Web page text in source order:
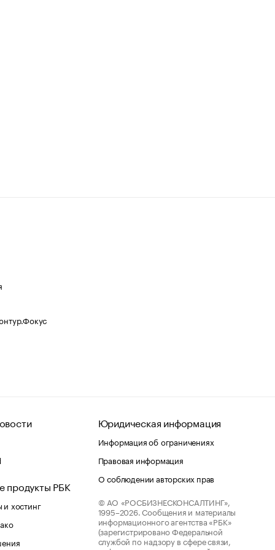
продукты РБК
хостинг
Юридическая информация
Информация об ограничениях
Правовая информация
О соблюдении авторских прав
© АО «РОСБИЗНЕСКОНСАЛТИНГ»,
1995–2026. Сообщения и материалы
информационного агентства «РБК»
(зарегистрировано Федеральной
службой по надзору в сфере связи,